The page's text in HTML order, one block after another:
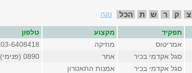
צ ק ר ש ת הכל נקה
תפקיד מקצוע טלפון
אמריטוס מוזיקה 03-6408418
סגל אקדמי בכיר אחר
0890 (פנימי)
סגל אקדמי בכיר
אמנות התאטרון